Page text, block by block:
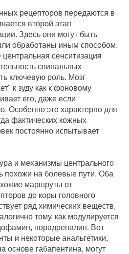
рецепторов передаются в
второй этап
Здесь они могут быть
обработаны иным способом.
сенситизация
спинальных
ключевую роль. Мозг
к зуду как к фоновому
его, даже если
Особенно это характерно для
фактических кожных
постоянно испытывает
и механизмы центрального
похожи на болевые пути. Оба
маршруты от
до коры головного
ряд химических веществ,
тому, как модулируется
норадреналин. Вот
и некоторые анальгетики,
основе габапентина, могут